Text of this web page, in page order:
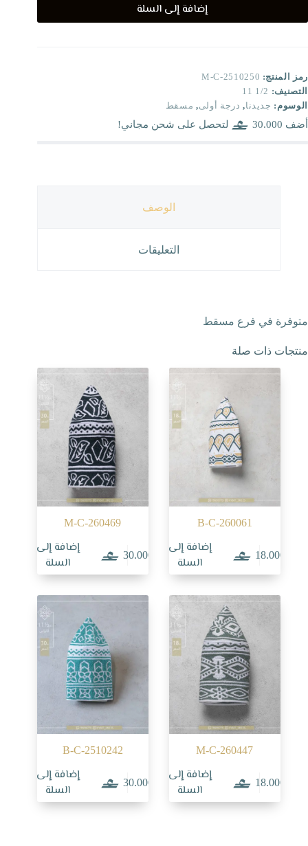
إضافة إلى السلة
رمز المنتج: M-C-2510250
التصنيف: 1/2 11
الوسوم: جديدنا, درجة أولى, مسقط
أضف 30.000 لتحصل على شحن مجاني!
الوصف
التعليقات
متوفرة في فرع مسقط
منتجات ذات صلة
B-C-260061
18.000
إضافة إلى
السلة
M-C-260469
30.000
إضافة إلى
السلة
M-C-260447
18.000
إضافة إلى
السلة
B-C-2510242
30.000
إضافة إلى
السلة